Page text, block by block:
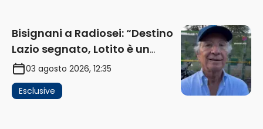
Bisignani a Radiosei: “Destino
Lazio segnato, Lotito è un
problema, la chiave sono
Flaminio e politica. La protesta
e gli interessi dei fondi”
03 agosto 2026, 12:35
Esclusive